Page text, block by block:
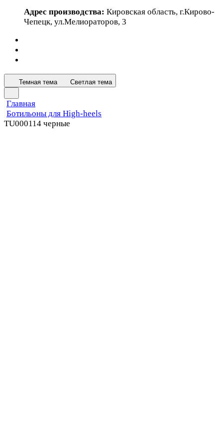
Адрес производства: Кировская область, г.Кирово-
Чепецк, ул.Мелиораторов, 3
Темная тема Светлая тема
Главная
Ботильоны для High-heels
TU000114 черные